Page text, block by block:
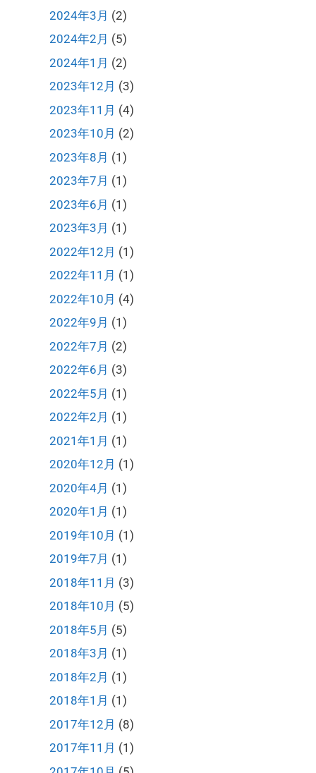
2024年3月 (2)
2024年2月 (5)
2024年1月 (2)
2023年12月 (3)
2023年11月 (4)
2023年10月 (2)
2023年8月 (1)
2023年7月 (1)
2023年6月 (1)
2023年3月 (1)
2022年12月 (1)
2022年11月 (1)
2022年10月 (4)
2022年9月 (1)
2022年7月 (2)
2022年6月 (3)
2022年5月 (1)
2022年2月 (1)
2021年1月 (1)
2020年12月 (1)
2020年4月 (1)
2020年1月 (1)
2019年10月 (1)
2019年7月 (1)
2018年11月 (3)
2018年10月 (5)
2018年5月 (5)
2018年3月 (1)
2018年2月 (1)
2018年1月 (1)
2017年12月 (8)
2017年11月 (1)